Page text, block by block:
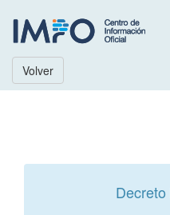
Volver
Decreto